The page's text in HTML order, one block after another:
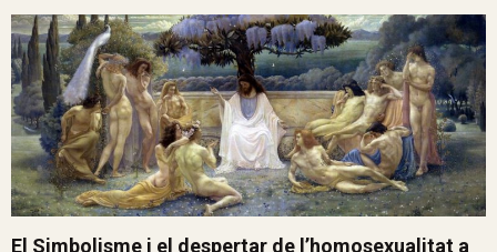
El Simbolisme i el despertar de l’homosexualitat a